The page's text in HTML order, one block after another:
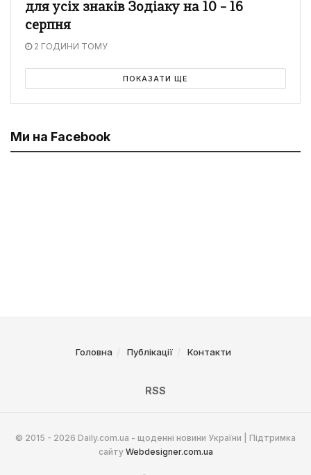
для усіх знаків Зодіаку на 10 – 16
серпня
2 ГОДИНИ ТОМУ
ПОКАЗАТИ ЩЕ
Ми на Facebook
Головна Публікації Контакти
RSS
© 2015 - 2026 Daily.com.ua - щоденні новини України | Підтримка
сайту Webdesigner.com.ua